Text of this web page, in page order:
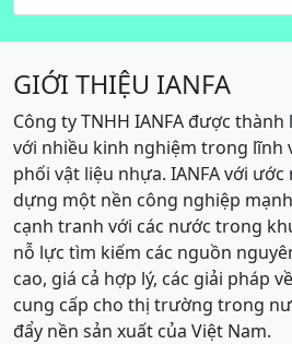
GIỚI THIỆU IANFA
Công ty TNHH IANFA được
với nhiều kinh nghiệm trong lĩnh
phối vật liệu nhựa. IANFA với
dựng một nền công nghiệp
cạnh tranh với các nước trong
nỗ lực tìm kiếm các nguồn
cao, giá cả hợp lý, các giải pháp
cung cấp cho thị trường trong
đẩy nền sản xuất của Việt Nam.